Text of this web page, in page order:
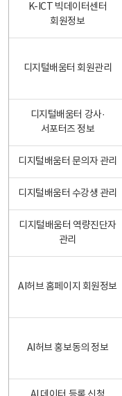
K-ICT 빅데이터센터
회원정보
디지털배움터 회원관리
디지털배움터 강사·
서포터즈 정보
디지털배움터 문의자 관리
디지털배움터 수강생 관리
디지털배움터 역량진단자
관리
AI허브 홈페이지 회원정보
AI허브 홍보동의 정보